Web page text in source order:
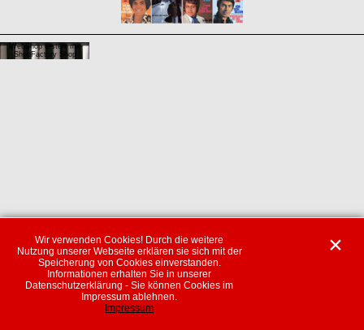
WebShop erstellt mit
ShopFactory Shop
Wir verwenden Cookies! Durch die weitere
Nutzung unserer Webseite erklären sie sich mit der
Speicherung von Cookies einverstanden.
Informationen erhalten Sie in unserer
Datenschutzerklärung - Sie können Cookies im
Impressum ablehnen.
Impressum